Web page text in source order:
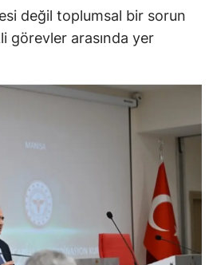
değil toplumsal bir sorun
görevler arasında yer